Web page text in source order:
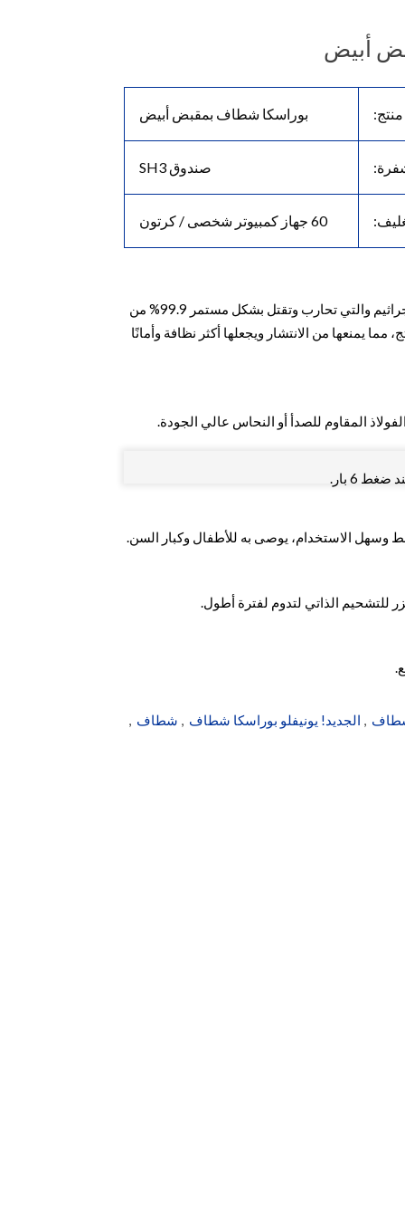
أبيض
منتج: بوراسكا شطاف بمقبض أبيض
صندوق SH3
60 جهاز كمبيوتر شخصى / كرتون
يتم استخدام تقنية خاصة مضادة للجراثيم والتي تحارب وتقتل بشكل مستمر 99.9% من
يمنعها من الانتشار ويجعلها أكثر نظافة وأمانًا
المقاوم للصدأ أو النحاس عالي الجودة.
وسهل الاستخدام، يوصى به للأطفال وكبار السن.
للتشحيم الذاتي لتدوم لفترة أطول.
, الجديد! يونيفلو بوراسكا شطاف , شطاف ,